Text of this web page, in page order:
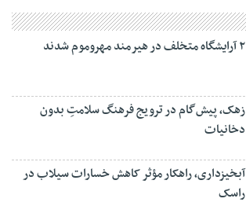
۲ آرایشگاه متخلف در هیرمند مهروموم شدند
زهک، پیش‌گام در ترویج فرهنگ سلامتِ بدون
دخانیات
آبخیزداری، راهکار مؤثر کاهش خسارات سیلاب در
راسک